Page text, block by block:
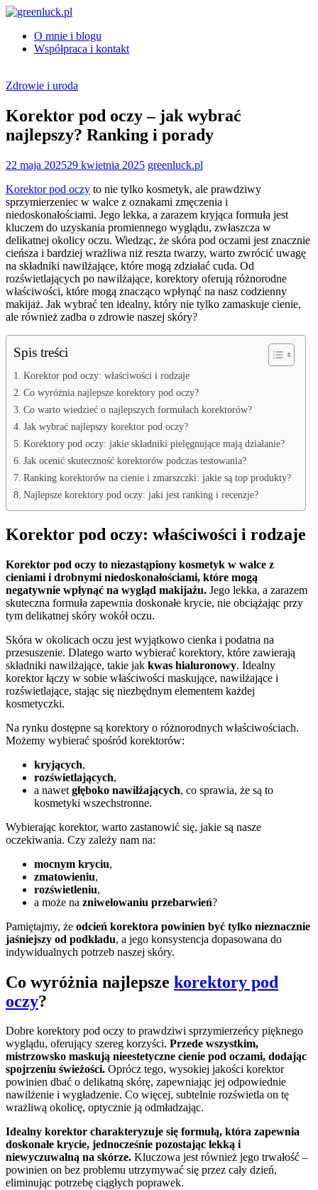
Skip
content
greenluck.pl
O mnie i blogu
Współpraca i kontakt
Zdrowie i uroda
Korektor pod oczy – jak wybrać
najlepszy? Ranking i porady
22 maja 202529 kwietnia 2025 greenluck.pl
Korektor pod oczy to nie tylko kosmetyk, ale prawdziwy
sprzymierzeniec w walce z oznakami zmęczenia i
niedoskonałościami. Jego lekka, a zarazem kryjąca formuła jest
kluczem do uzyskania promiennego wyglądu, zwłaszcza w
delikatnej okolicy oczu. Wiedząc, że skóra pod oczami jest znacznie
cieńsza i bardziej wrażliwa niż reszta twarzy, warto zwrócić uwagę
na składniki nawilżające, które mogą zdziałać cuda. Od
rozświetlających po nawilżające, korektory oferują różnorodne
właściwości, które mogą znacząco wpłynąć na nasz codzienny
makijaż. Jak wybrać ten idealny, który nie tylko zamaskuje cienie,
ale również zadba o zdrowie naszej skóry?
Spis treści
Korektor pod oczy: właściwości i rodzaje
Co wyróżnia najlepsze korektory pod oczy?
Co warto wiedzieć o najlepszych formułach korektorów?
Jak wybrać najlepszy korektor pod oczy?
Korektory pod oczy: jakie składniki pielęgnujące mają działanie?
Jak ocenić skuteczność korektorów podczas testowania?
Ranking korektorów na cienie i zmarszczki: jakie są top produkty?
Najlepsze korektory pod oczy: jaki jest ranking i recenzje?
Korektor pod oczy: właściwości i rodzaje
Korektor pod oczy to niezastąpiony kosmetyk w walce z
cieniami i drobnymi niedoskonałościami, które mogą
negatywnie wpłynąć na wygląd makijażu. Jego lekka, a zarazem
skuteczna formuła zapewnia doskonałe krycie, nie obciążając przy
tym delikatnej skóry wokół oczu.
Skóra w okolicach oczu jest wyjątkowo cienka i podatna na
przesuszenie. Dlatego warto wybierać korektory, które zawierają
składniki nawilżające, takie jak kwas hialuronowy. Idealny
korektor łączy w sobie właściwości maskujące, nawilżające i
rozświetlające, stając się niezbędnym elementem każdej
kosmetyczki.
Na rynku dostępne są korektory o różnorodnych właściwościach.
Możemy wybierać spośród korektorów:
kryjących,
rozświetlających,
a nawet głęboko nawilżających, co sprawia, że są to
kosmetyki wszechstronne.
Wybierając korektor, warto zastanowić się, jakie są nasze
oczekiwania. Czy zależy nam na:
mocnym kryciu,
zmatowieniu,
rozświetleniu,
a może na zniwelowaniu przebarwień?
Pamiętajmy, że odcień korektora powinien być tylko nieznacznie
jaśniejszy od podkładu, a jego konsystencja dopasowana do
indywidualnych potrzeb naszej skóry.
Co wyróżnia najlepsze korektory pod
oczy?
Dobre korektory pod oczy to prawdziwi sprzymierzeńcy pięknego
wyglądu, oferujący szereg korzyści. Przede wszystkim,
mistrzowsko maskują nieestetyczne cienie pod oczami, dodając
spojrzeniu świeżości. Oprócz tego, wysokiej jakości korektor
powinien dbać o delikatną skórę, zapewniając jej odpowiednie
nawilżenie i wygładzenie. Co więcej, subtelnie rozświetla on tę
wrażliwą okolicę, optycznie ją odmładzając.
Idealny korektor charakteryzuje się formułą, która zapewnia
doskonałe krycie, jednocześnie pozostając lekką i
niewyczuwalną na skórze. Kluczowa jest również jego trwałość –
powinien on bez problemu utrzymywać się przez cały dzień,
eliminując potrzebę ciągłych poprawek.